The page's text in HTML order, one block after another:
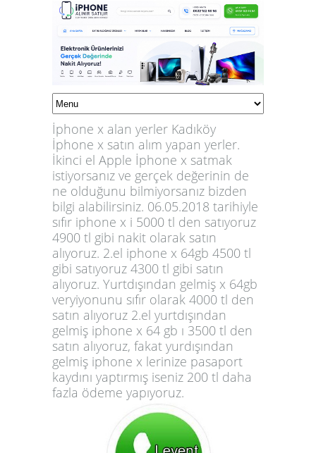
İphone x alan yerler Kadıköy
İphone x satın alım yapan yerler.
İkinci el Apple İphone x satmak
istiyorsanız ve gerçek değerinin de
ne olduğunu bilmiyorsanız bizden
bilgi alabilirsiniz. 06.05.2018 tarihiyle
sıfır iphone x i 5000 tl den satıyoruz
4900 tl gibi nakit olarak satın
alıyoruz. 2.el iphone x 64gb 4500 tl
gibi satıyoruz 4300 tl gibi satın
alıyoruz. Yurtdışından gelmiş x 64gb
veryiyonunu sıfır olarak 4000 tl den
satın alıyoruz 2.el yurtdışından
gelmiş iphone x 64 gb ı 3500 tl den
satın alıyoruz, fakat yurdışından
gelmiş iphone x lerinize pasaport
kaydını yaptırmış iseniz 200 tl daha
fazla ödeme yapıyoruz.